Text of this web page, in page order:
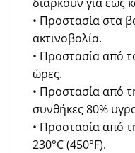
• Προστασία στα
ακτινοβολία.
• Προστασία από
ώρες.
• Προστασία από
συνθήκες 80%
• Προστασία από
230°C (450°F).